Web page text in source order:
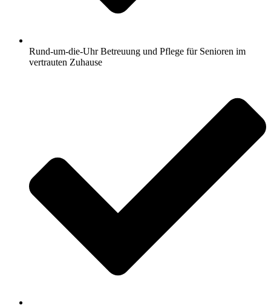
Rund-um-die-Uhr Betreuung und Pflege für Senioren im
vertrauten Zuhause